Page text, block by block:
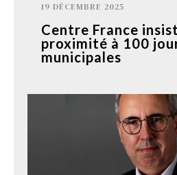
19 DÉCEMBRE 2025
Centre France
proximité à 100
municipales